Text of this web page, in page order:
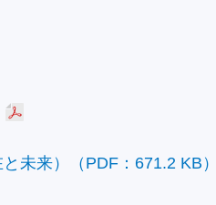
未来）（PDF：671.2 KB）